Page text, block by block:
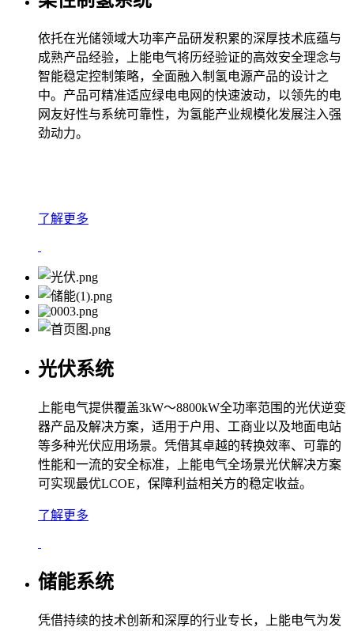
依托在光储领域大功率产品研发积累的深厚技术底蕴与
成熟产品经验，上能电气将历经验证的高效安全理念与
智能稳定控制策略，全面融入制氢电源产品的设计之
中。产品可精准适应绿电电网的快速波动，以领先的电
网友好性与系统可靠性，为氢能产业规模化发展注入强
劲动力。
了解更多
光伏系统
上能电气提供覆盖3kW～8800kW全功率范围的光伏逆变
器产品及解决方案，适用于户用、工商业以及地面电站
等多种光伏应用场景。凭借其卓越的转换效率、可靠的
性能和一流的安全标准，上能电气全场景光伏解决方案
可实现最优LCOE，保障利益相关方的稳定收益。
了解更多
储能系统
凭借持续的技术创新和深厚的行业专长，上能电气为发